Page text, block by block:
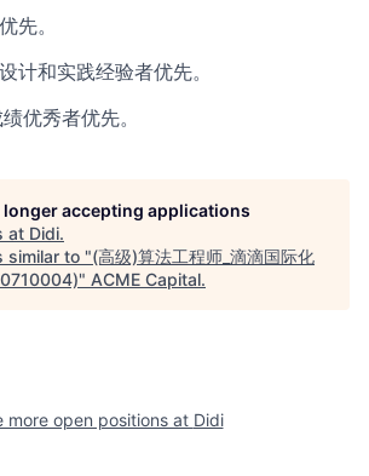
先。
计和实践经验者优先。
优秀者优先。
longer accepting applications
at Didi.
similar to "(高级)算法工程师_滴滴国际化
" ACME Capital.
more open positions at Didi